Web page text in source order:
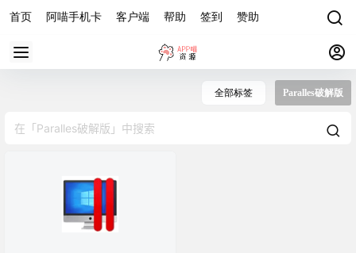
首页 阿喵手机卡 客户端 帮助 签到 赞助
全部标签 Paralles破解版